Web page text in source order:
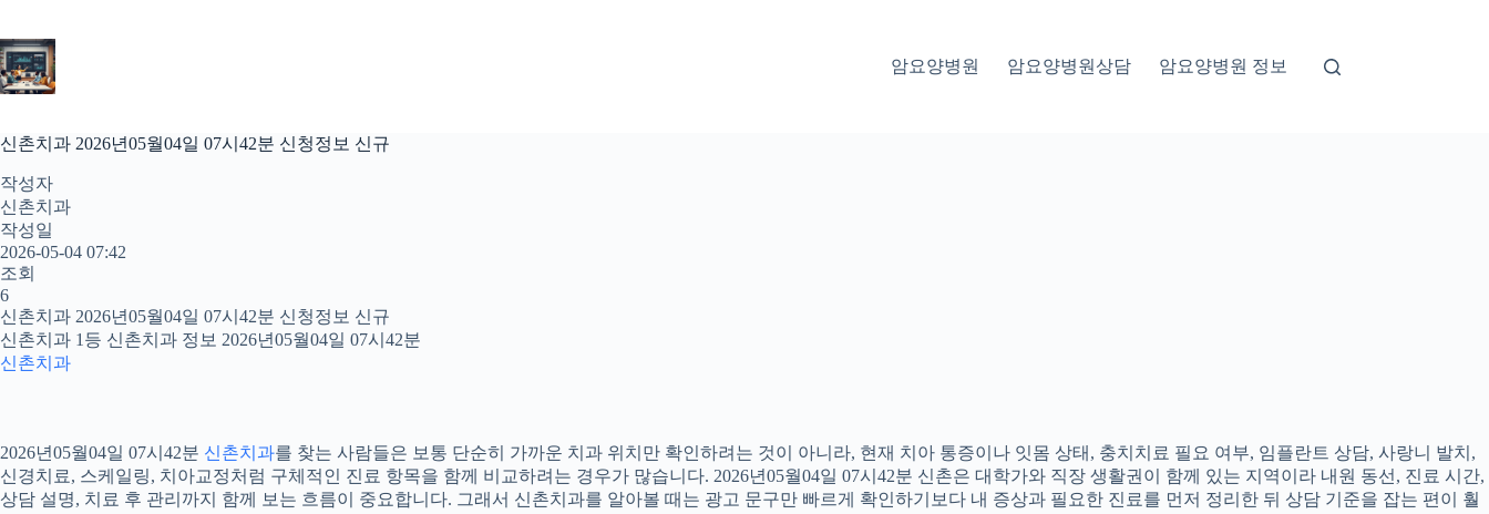
으
로
뛰
기
암요양병원 암요양병원상담 암요양병원 정보
신촌치과 2026년05월04일 07시42분 신청정보 신규
작성자
신촌치과
작성일
2026-05-04 07:42
조회
6
신촌치과 2026년05월04일 07시42분 신청정보 신규
신촌치과 1등 신촌치과 정보 2026년05월04일 07시42분
신촌치과
2026년05월04일 07시42분 신촌치과를 찾는 사람들은 보통 단순히 가까운 치과 위치만 확인하려는 것이 아니라, 현재 치아 통증이나 잇몸 상태, 충치치료 필요 여부, 임플란트 상담, 사랑니 발치,
신경치료, 스케일링, 치아교정처럼 구체적인 진료 항목을 함께 비교하려는 경우가 많습니다. 2026년05월04일 07시42분 신촌은 대학가와 직장 생활권이 함께 있는 지역이라 내원 동선, 진료 시간,
상담 설명, 치료 후 관리까지 함께 보는 흐름이 중요합니다. 그래서 신촌치과를 알아볼 때는 광고 문구만 빠르게 확인하기보다 내 증상과 필요한 진료를 먼저 정리한 뒤 상담 기준을 잡는 편이 훨